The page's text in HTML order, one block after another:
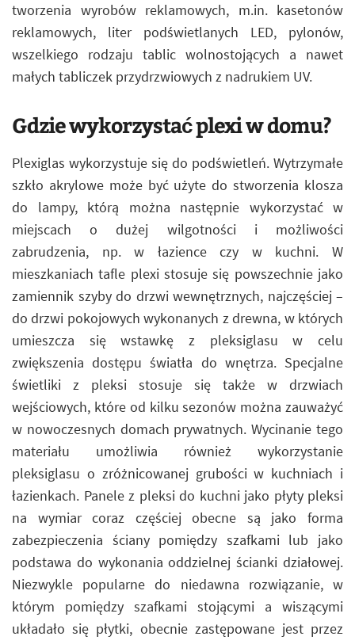
tworzenia wyrobów reklamowych, m.in. kasetonów
reklamowych, liter podświetlanych LED, pylonów,
wszelkiego rodzaju tablic wolnostojących a nawet
małych tabliczek przydrzwiowych z nadrukiem UV.
Gdzie wykorzystać plexi w domu?
Plexiglas wykorzystuje się do podświetleń. Wytrzymałe
szkło akrylowe może być użyte do stworzenia klosza
do lampy, którą można następnie wykorzystać w
miejscach o dużej wilgotności i możliwości
zabrudzenia, np. w łazience czy w kuchni. W
mieszkaniach tafle plexi stosuje się powszechnie jako
zamiennik szyby do drzwi wewnętrznych, najczęściej –
do drzwi pokojowych wykonanych z drewna, w których
umieszcza się wstawkę z pleksiglasu w celu
zwiększenia dostępu światła do wnętrza. Specjalne
świetliki z pleksi stosuje się także w drzwiach
wejściowych, które od kilku sezonów można zauważyć
w nowoczesnych domach prywatnych. Wycinanie tego
materiału umożliwia również wykorzystanie
pleksiglasu o zróżnicowanej grubości w kuchniach i
łazienkach. Panele z pleksi do kuchni jako płyty pleksi
na wymiar coraz częściej obecne są jako forma
zabezpieczenia ściany pomiędzy szafkami lub jako
podstawa do wykonania oddzielnej ścianki działowej.
Niezwykle popularne do niedawna rozwiązanie, w
którym pomiędzy szafkami stojącymi a wiszącymi
układało się płytki, obecnie zastępowane jest przez